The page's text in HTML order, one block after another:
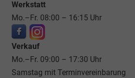
Werkstatt
Mo.–Fr. 08:00 – 16:15 Uhr
Verkauf
Mo.–Fr. 09:00 – 17:30 Uhr
Samstag mit Terminvereinbarung